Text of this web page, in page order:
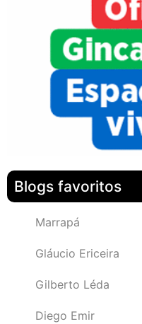
Blogs favoritos
Marrapá
Gláucio Ericeira
Gilberto Léda
Diego Emir